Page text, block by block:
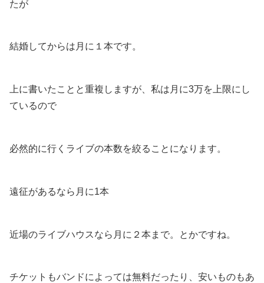
たが
結婚してからは月に１本です。
上に書いたことと重複しますが、私は月に3万を上限にし
ているので
必然的に行くライブの本数を絞ることになります。
遠征があるなら月に1本
近場のライブハウスなら月に２本まで。とかですね。
チケットもバンドによっては無料だったり、安いものもあ